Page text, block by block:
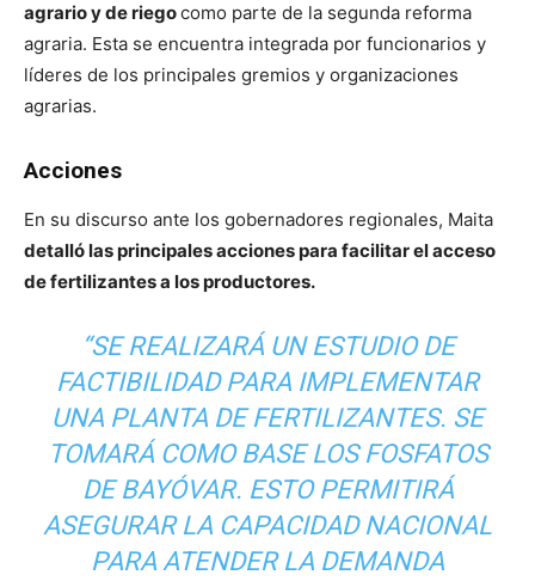
agrario y de riegocomo parte de la segunda reforma
agraria. Esta se encuentra integrada por funcionarios y
líderes de los principales gremios y organizaciones
agrarias.
Acciones
En su discurso ante los gobernadores regionales, Maita
detalló las principales acciones para facilitar el acceso
de fertilizantes a los productores.
“SE REALIZARÁ UN ESTUDIO DE
FACTIBILIDAD PARA IMPLEMENTAR
UNA PLANTA DE FERTILIZANTES. SE
TOMARÁ COMO BASE LOS FOSFATOS
DE BAYÓVAR. ESTO PERMITIRÁ
ASEGURAR LA CAPACIDAD NACIONAL
PARA ATENDER LA DEMANDA